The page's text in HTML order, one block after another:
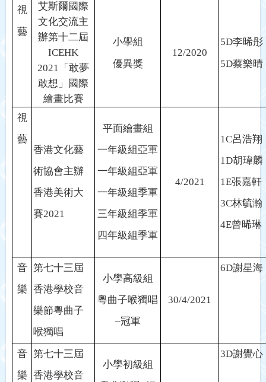
視
藝
艾斯爾國際
文化交流主
辦第十二屆
ICEHK
2021 「敢夢
敢想」國際
繪畫比賽
小學組
優異獎
12/2020
5D李晞彤
5D蔡樂晴
視
藝
香港文化藝
術協會主辦
香港美術大
賽2021
平面繪畫組
一年級組亞軍
一年級組亞軍
一年級組季軍
三年級組季軍
四年級組季軍
4/2021
1C呂浩翔
1D胡瑋麟
1E張嘉軒
3C林毓瀚
4E曾晞琳
音
樂
第七十三屆
香港學校音
樂節粵曲子
喉獨唱
小學高級組
粵曲子喉獨唱
–冠軍
30/4/2021
6D謝星海
音
樂
第七十三屆
香港學校音
小學初級組
3D謝覺心